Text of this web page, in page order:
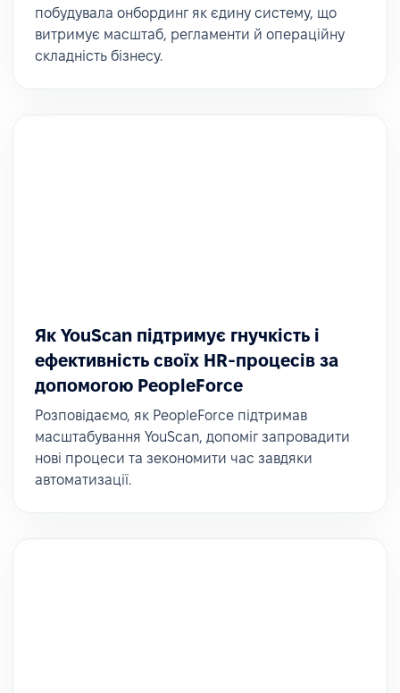
побудувала онбординг як єдину систему, що
витримує масштаб, регламенти й операційну
складність бізнесу.
Як YouScan підтримує гнучкість і
ефективність своїх HR-процесів за
допомогою PeopleForce
Розповідаємо, як PeopleForce підтримав
масштабування YouScan, допоміг запровадити
нові процеси та зекономити час завдяки
автоматизації.